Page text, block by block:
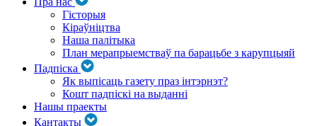
Гісторыя
Кіраўніцтва
Наша палітыка
План мерапрыемстваў па барацьбе з карупцыяй
Падпіска
Як выпісаць газету праз інтэрнэт?
Кошт падпіскі на выданні
Нашы праекты
Кантакты